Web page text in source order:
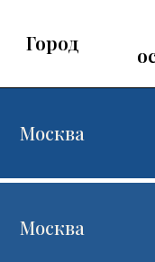
Город
Москва
Москва